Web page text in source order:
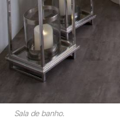
Sala de banho.